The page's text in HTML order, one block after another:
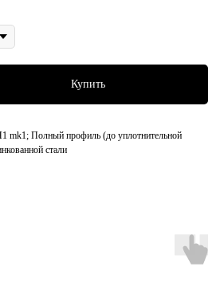
Купить
mk1; Полный профиль (до уплотнительной
стали